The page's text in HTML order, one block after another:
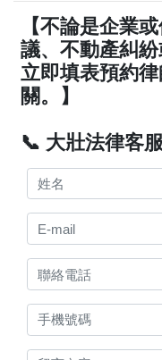
【不論是企業
議、不動產糾
立即填表預約
關。】
📞 大壯法律客